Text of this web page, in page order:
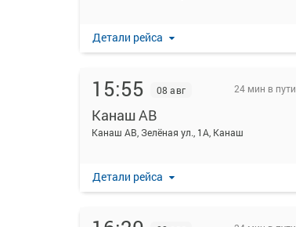
Детали рейса
15:55 08 авг 24 мин в пути
Канаш АВ
Канаш АВ, Зелёная ул., 1А, Канаш
Детали рейса